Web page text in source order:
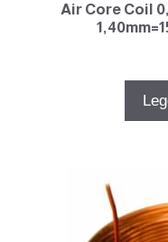
Air Core Coil